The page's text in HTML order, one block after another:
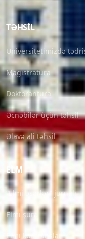
TƏHSIL
Universitetimizdə
Magistratura
Doktorantura
Əcnəbilər üçün təhsil
Əlavə ali təhsil
ELM
“Elmi əsərlər” jurnalı
Elmi şura
Elmi konfranslar